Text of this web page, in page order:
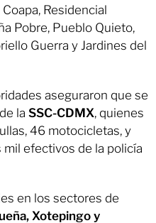
Residencial
Pobre, Pueblo Quieto,
Guerra y Jardines del
aseguraron que se
la SSC-CDMX, quienes
46 motocicletas, y
mil efectivos de la policía
en los sectores de
Xotepingo y